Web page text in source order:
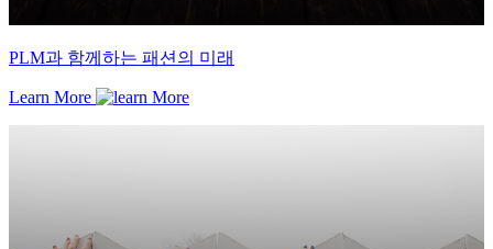
PLM과 함께하는 패션의 미래
Learn More